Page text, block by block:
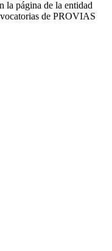
la página de la entidad
de PROVIAS